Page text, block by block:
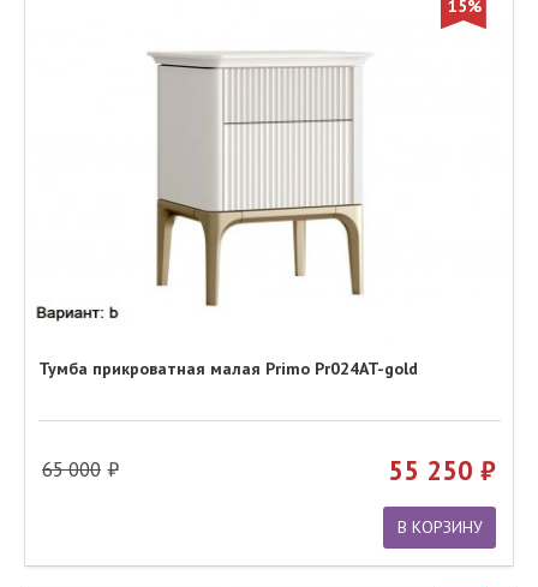
15%
Тумба прикроватная малая Primo Pr024AT-gold
65 000 55 250
В КОРЗИНУ